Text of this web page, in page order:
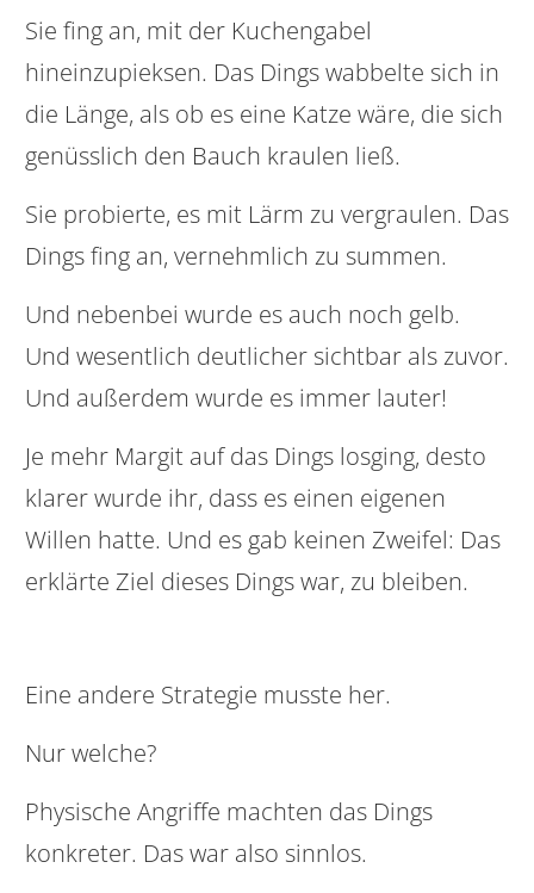
Sie fing an, mit der Kuchengabel
hineinzupieksen. Das Dings wabbelte sich in
die Länge, als ob es eine Katze wäre, die sich
genüsslich den Bauch kraulen ließ.
Sie probierte, es mit Lärm zu vergraulen. Das
Dings fing an, vernehmlich zu summen.
Und nebenbei wurde es auch noch gelb.
Und wesentlich deutlicher sichtbar als zuvor.
Und außerdem wurde es immer lauter!
Je mehr Margit auf das Dings losging, desto
klarer wurde ihr, dass es einen eigenen
Willen hatte. Und es gab keinen Zweifel: Das
erklärte Ziel dieses Dings war, zu bleiben.
Eine andere Strategie musste her.
Nur welche?
Physische Angriffe machten das Dings
konkreter. Das war also sinnlos.